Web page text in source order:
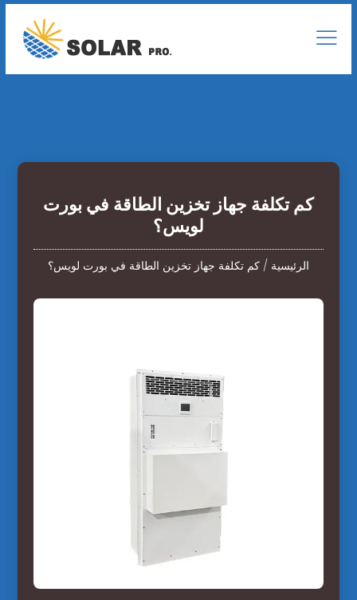
كم تكلفة جهاز تخزين الطاقة في بورت
لويس؟
الرئيسية /كم تكلفة جهاز تخزين الطاقة في بورت لويس؟